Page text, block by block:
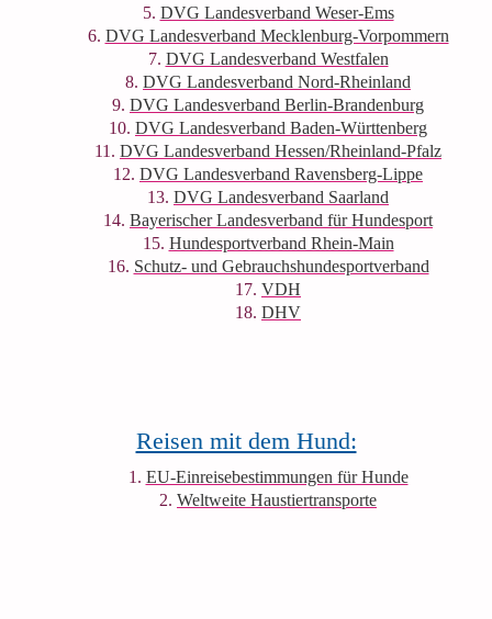
DVG Landesverband Weser-Ems
DVG Landesverband Mecklenburg-Vorpommern
DVG Landesverband Westfalen
DVG Landesverband Nord-Rheinland
DVG Landesverband Berlin-Brandenburg
DVG Landesverband Baden-Württenberg
DVG Landesverband Hessen/Rheinland-Pfalz
DVG Landesverband Ravensberg-Lippe
DVG Landesverband Saarland
Bayerischer Landesverband für Hundesport
Hundesportverband Rhein-Main
Schutz- und Gebrauchshundesportverband
VDH
DHV
Reisen mit dem Hund:
EU-Einreisebestimmungen für Hunde
Weltweite Haustiertransporte